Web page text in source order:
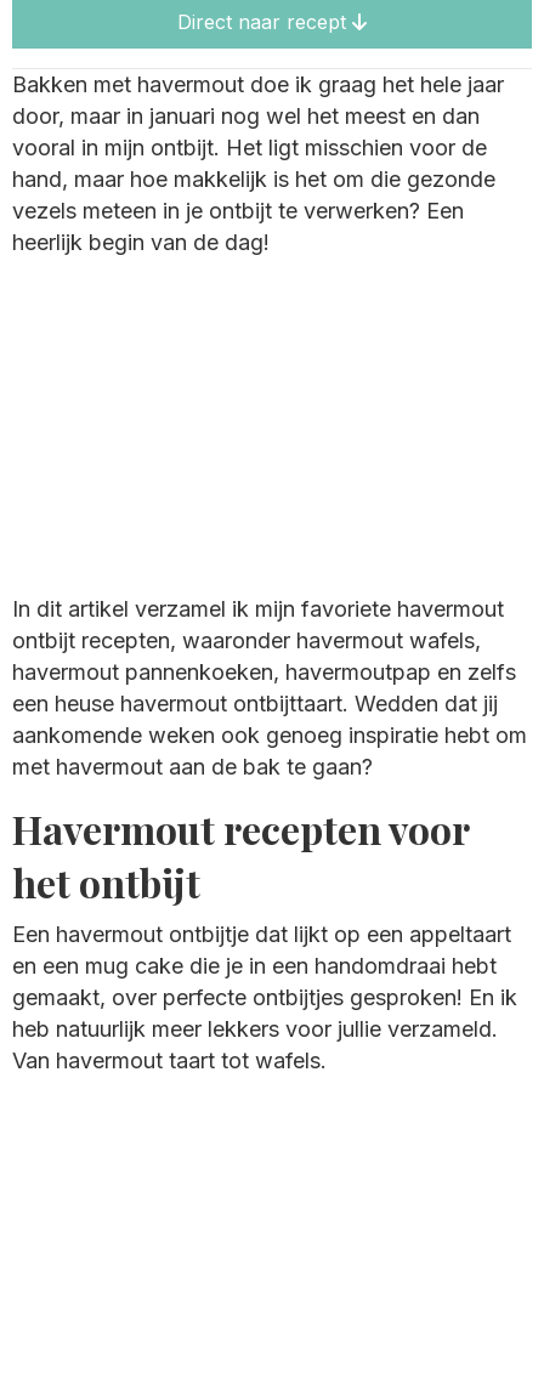
Direct naar recept
Bakken met havermout doe ik graag het hele jaar
door, maar in januari nog wel het meest en dan
vooral in mijn ontbijt. Het ligt misschien voor de
hand, maar hoe makkelijk is het om die gezonde
vezels meteen in je ontbijt te verwerken? Een
heerlijk begin van de dag!
In dit artikel verzamel ik mijn favoriete havermout
ontbijt recepten, waaronder havermout wafels,
havermout pannenkoeken, havermoutpap en zelfs
een heuse havermout ontbijttaart. Wedden dat jij
aankomende weken ook genoeg inspiratie hebt om
met havermout aan de bak te gaan?
Havermout recepten voor
het ontbijt
Een havermout ontbijtje dat lijkt op een appeltaart
en een mug cake die je in een handomdraai hebt
gemaakt, over perfecte ontbijtjes gesproken! En ik
heb natuurlijk meer lekkers voor jullie verzameld.
Van havermout taart tot wafels.